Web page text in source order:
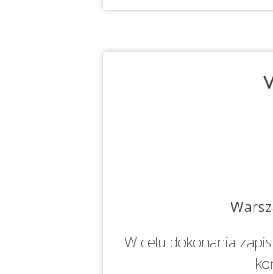
W celu dokonania